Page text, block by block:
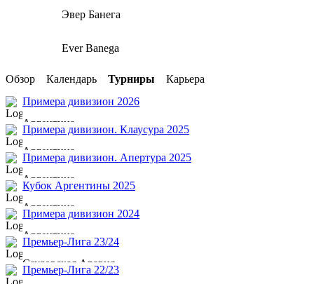
Эвер Банега
Ever Banega
Обзор Календарь Турниры
Карьера
Примера дивизион 2026
Аргентина
Примера дивизион. Клаусура 2025
Аргентина
Примера дивизион. Апертура 2025
Аргентина
Кубок Аргентины 2025
Аргентина
Примера дивизион 2024
Аргентина
Премьер-Лига 23/24
Саудовская Аравия
Премьер-Лига 22/23